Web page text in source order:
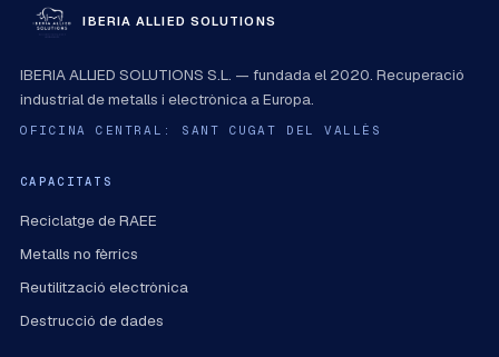
IBERIA ALLIED SOLUTIONS
IBERIA ALLIED SOLUTIONS S.L. — fundada el 2020. Recuperació
industrial de metalls i electrònica a Europa.
OFICINA CENTRAL: SANT CUGAT DEL VALLÈS
CAPACITATS
Reciclatge de RAEE
Metalls no fèrrics
Reutilització electrònica
Destrucció de dades